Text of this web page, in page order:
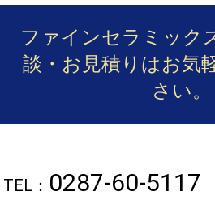
ファインセラミック
談・お見積りはお気
さい。
TEL： 0287-60-5117